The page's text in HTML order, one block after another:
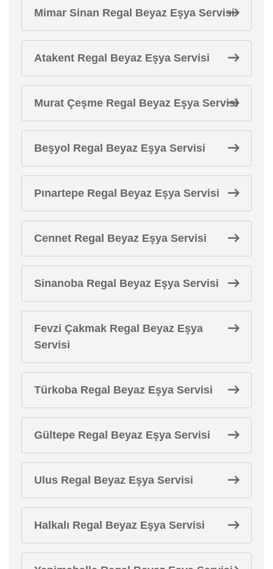
Mimar Sinan Regal Beyaz Eşya Servisi
Atakent Regal Beyaz Eşya Servisi
Murat Çeşme Regal Beyaz Eşya Servisi
Beşyol Regal Beyaz Eşya Servisi
Pınartepe Regal Beyaz Eşya Servisi
Cennet Regal Beyaz Eşya Servisi
Sinanoba Regal Beyaz Eşya Servisi
Fevzi Çakmak Regal Beyaz Eşya
Servisi
Türkoba Regal Beyaz Eşya Servisi
Gültepe Regal Beyaz Eşya Servisi
Ulus Regal Beyaz Eşya Servisi
Halkalı Regal Beyaz Eşya Servisi